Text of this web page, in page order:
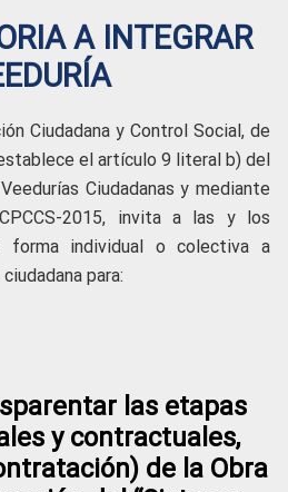
A INTEGRAR
Ciudadana y Control Social, de
el artículo 9 literal b) del
Ciudadanas y mediante
CPCCS-2015, invita a las y los
forma individual o colectiva a
para:
las etapas
y contractuales,
de la Obra